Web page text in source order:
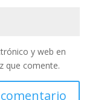
y web en
que comente.